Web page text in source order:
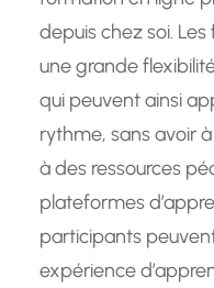
depuis chez soi.
une grande
qui peuvent ainsi
rythme, sans avoir
à des ressources
plateformes
participants
expérience